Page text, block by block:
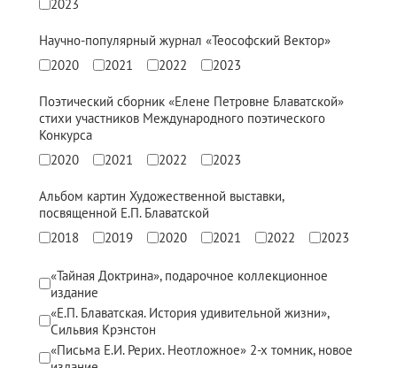
Памятник Е.П. Блаватской
Олимпиада культуры под Знаменем Мира
МЕЖДУНАРОДНЫЙ ЦЕНТР ТЕОСОФИИ
О школе Теософии
Фотоматериалы
Видео
ГОВОРЯТ ТЕОСОФЫ. Рубрика «Вопрос-Ответ»
2023
Научно-популярный журнал «Теософский Вектор»
2020
2021 2022 2023
Поэтический сборник «Елене Петровне Блаватской»
стихи участников Международного поэтического
Конкурса
2020
2021 2022 2023
Альбом картин Художественной выставки,
посвященной Е.П. Блаватской
2018
2019 2020 2021 2022 2023
«Тайная Доктрина», подарочное коллекционное
издание
«Е.П. Блаватская. История удивительной жизни»,
Сильвия Крэнстон
«Письма Е.И. Рерих. Неотложное» 2-х томник, новое